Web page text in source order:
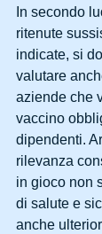
In secondo
ritenute
indicate, si
valutare
aziende che
vaccino
dipendenti.
rilevanza
in gioco non
di salute e
anche